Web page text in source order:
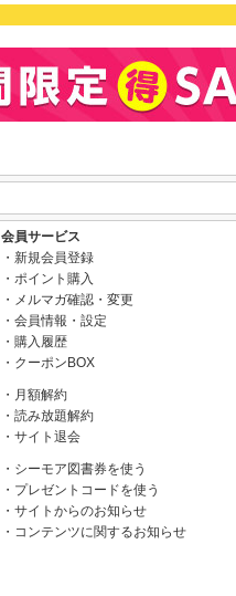
会員サービス
新規会員登録
ポイント購入
メルマガ確認・変更
会員情報・設定
購入履歴
クーポンBOX
月額解約
読み放題解約
サイト退会
シーモア図書券を使う
プレゼントコードを使う
サイトからのお知らせ
コンテンツに関するお知らせ